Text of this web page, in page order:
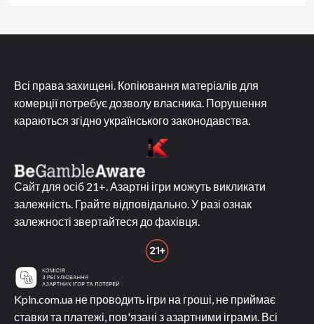
Всі права захищені. Копіювання матеріалів для
комерції потребує дозволу власника. Порушення
караються згідно українського законодавства.
Сайт для осіб 21+. Азартні ігри можуть викликати
залежність. Грайте відповідально. У разі ознак
залежності звертайтеся до фахівця.
Kpln.com.ua не проводить ігри на гроші, не приймає
ставки та платежі, пов'язані з азартними іграми. Всі